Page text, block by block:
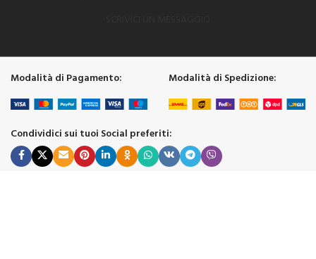
Modalità di Pagamento: Modalità di Spedizione:
Condividici sui tuoi Social preferiti: